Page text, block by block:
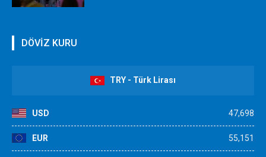
DÖVİZ KURU
TRY - Türk Lirası
USD 47,698
EUR 55,151